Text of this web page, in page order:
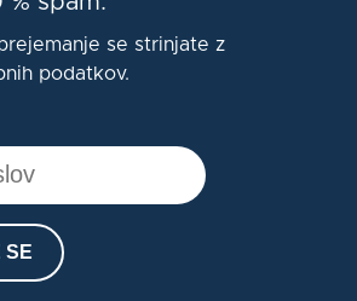
se strinjate z
podatkov.
SE